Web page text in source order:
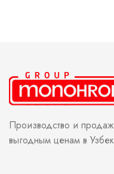
Производство и
выгодным ценам в